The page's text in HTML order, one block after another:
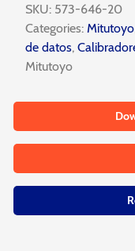
SKU: 573-646-20
Categories:Mitutoyo
de datos,
Mitutoyo